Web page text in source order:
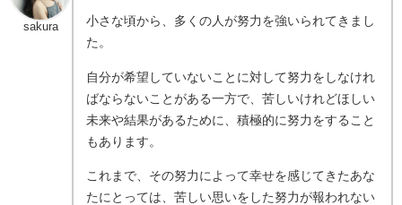
sakura
小さな頃から、多くの人が努力を強いられてきまし
た。
自分が希望していないことに対して努力をしなけれ
ばならないことがある一方で、苦しいけれどほしい
未来や結果があるために、積極的に努力をすること
もあります。
これまで、その努力によって幸せを感じてきたあな
たにとっては、苦しい思いをした努力が報われない